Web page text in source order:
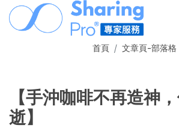
首頁 文章頁-部落格
【手沖咖啡不再造神
逝】